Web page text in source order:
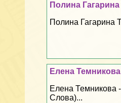
Полина
Полина Гагарина
Елена
Елена Темникова
Слова)...